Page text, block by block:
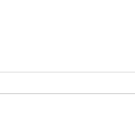
Szkic 1. Wielu moich znajomych nie